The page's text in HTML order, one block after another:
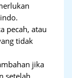
pecah, atau
tidak
jika